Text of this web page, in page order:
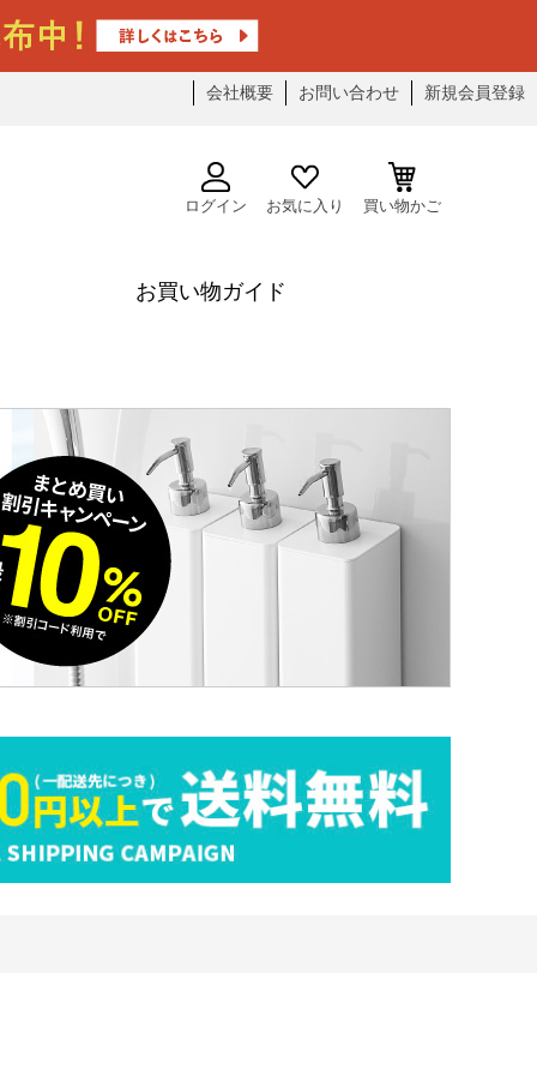
会社概要 お問い合わせ 新規会員登録
ログイン お気に入り 買い物かご
お買い物ガイド